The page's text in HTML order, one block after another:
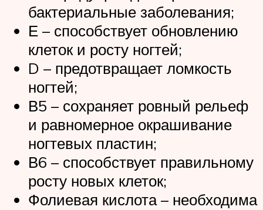
бактериальные заболевания;
Е – способствует обновлению
клеток и росту ногтей;
D – предотвращает ломкость
ногтей;
В5 – сохраняет ровный рельеф
и равномерное окрашивание
ногтевых пластин;
В6 – способствует правильному
росту новых клеток;
Фолиевая кислота – необходима